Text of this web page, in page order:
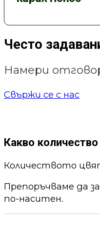
Често
Намери
Свържи се с нас
Какво
Количеството
Препоръчваме да
по-наситен.